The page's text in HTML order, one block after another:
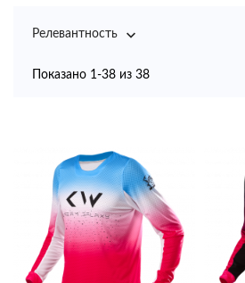
Релевантность 
Показано 1-38 из 38